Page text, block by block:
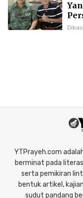
YTPrayeh.com
berminat pada
serta pemikiran
bentuk artikel,
sudut pandang